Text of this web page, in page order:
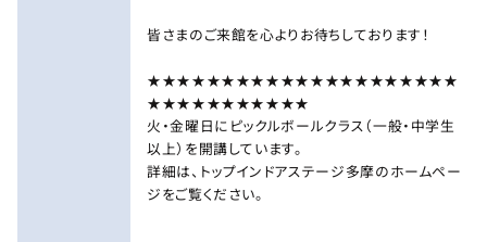
皆さまのご来館を心よりお待ちしております！
★★★★★★★★★★★★★★★★★★★★★
★★★★★★★★★★★
火・金曜日にピックルボールクラス（一般・中学生
以上）を開講しています。
詳細は、トップインドアステージ多摩のホームペー
ジをご覧ください。